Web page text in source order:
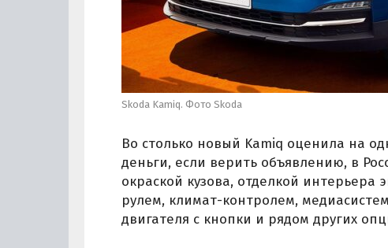
Skoda Kamiq. Фото Skoda
Во столько новый Kamiq оценила на
деньги, если верить объявлению, в
окраской кузова, отделкой
рулем, климат-контролем,
двигателя с кнопки и рядом других